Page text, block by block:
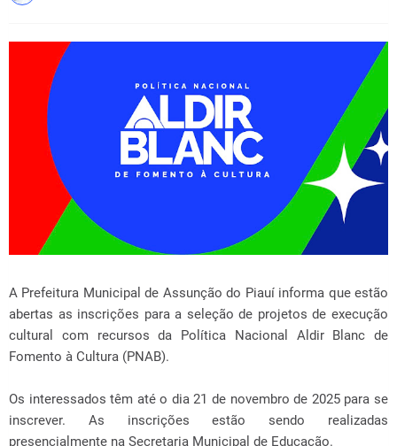
A Prefeitura Municipal de Assunção do Piauí informa que estão
abertas as inscrições para a seleção de projetos de execução
cultural com recursos da Política Nacional Aldir Blanc de
Fomento à Cultura (PNAB).
Os interessados têm até o dia 21 de novembro de 2025 para se
inscrever. As inscrições estão sendo realizadas
presencialmente na Secretaria Municipal de Educação.